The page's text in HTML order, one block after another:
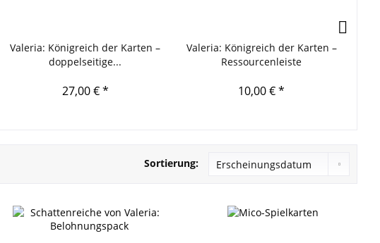
Valeria: Königreich der Karten –
doppelseitige...
27,00 € *
Valeria: Königreich der Karten –
Ressourcenleiste
10,00 € *
Sortierung: